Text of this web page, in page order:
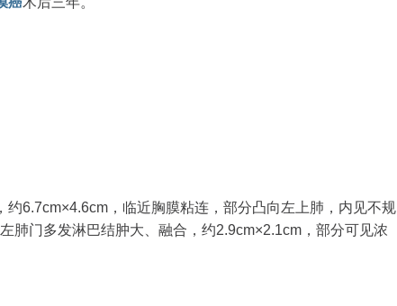
约6.7cm×4.6cm，临近胸膜粘连，部分凸向左上肺，内见不规
肺门多发淋巴结肿大、融合，约2.9cm×2.1cm，部分可见浓